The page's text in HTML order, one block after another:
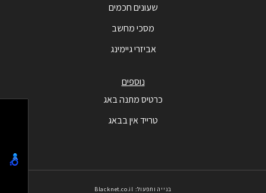
שעונים חכמים
מסכי מחשב
אביזרי גיימינג
נוספים
כרטיס מתנה באג
טרייד אין בבאג
בנייה ותפעול: Blacknet.co.il